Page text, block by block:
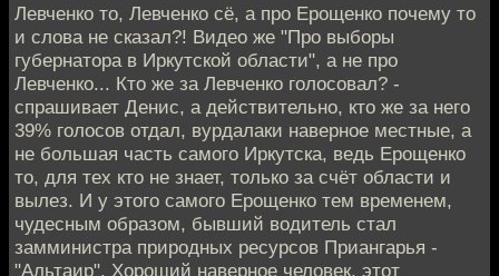
Левченко то, Левченко сё, а про Ерощенко почему то
и слова не сказал?! Видео же "Про выборы
губернатора в Иркутской области", а не про
Левченко... Кто же за Левченко голосовал? -
спрашивает Денис, а действительно, кто же за него
39% голосов отдал, вурдалаки наверное местные, а
не большая часть самого Иркутска, ведь Ерощенко
то, для тех кто не знает, только за счёт области и
вылез. И у этого самого Ерощенко тем временем,
чудесным образом, бывший водитель стал
замминистра природных ресурсов Приангарья -
"Альтаир". Хороший наверное человек, этот